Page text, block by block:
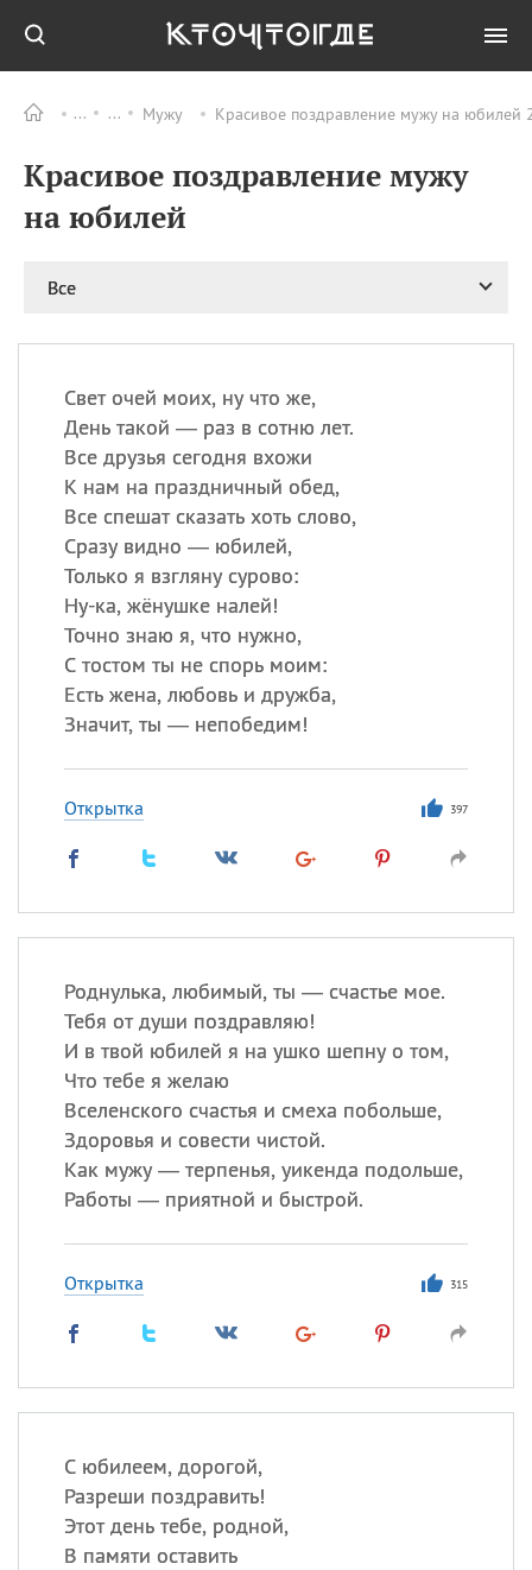
Мужу Красивое поздравление мужу на юбилей
Красивое поздравление мужу
на юбилей
Все
Свет очей моих, ну что же,
День такой — раз в сотню лет.
Все друзья сегодня вхожи
К нам на праздничный обед,
Все спешат сказать хоть слово,
Сразу видно — юбилей,
Только я взгляну сурово:
Ну-ка, жёнушке налей!
Точно знаю я, что нужно,
С тостом ты не спорь моим:
Есть жена, любовь и дружба,
Значит, ты — непобедим!
Открытка 397
Роднулька, любимый, ты — счастье мое.
Тебя от души поздравляю!
И в твой юбилей я на ушко шепну о том,
Что тебе я желаю
Вселенского счастья и смеха побольше,
Здоровья и совести чистой.
Как мужу — терпенья, уикенда подольше,
Работы — приятной и быстрой.
Открытка 315
С юбилеем, дорогой,
Разреши поздравить!
Этот день тебе, родной,
В памяти оставить
ПРАЗДНИКИ Все
09.08 День памяти
великомученика и
Николая Чудотворца
11.08 День полета на
11.08 День Святой Клары —
покровительницы
телевидения
ИМЕНА
Сегодня празднуют именины
Герман
Анфиса